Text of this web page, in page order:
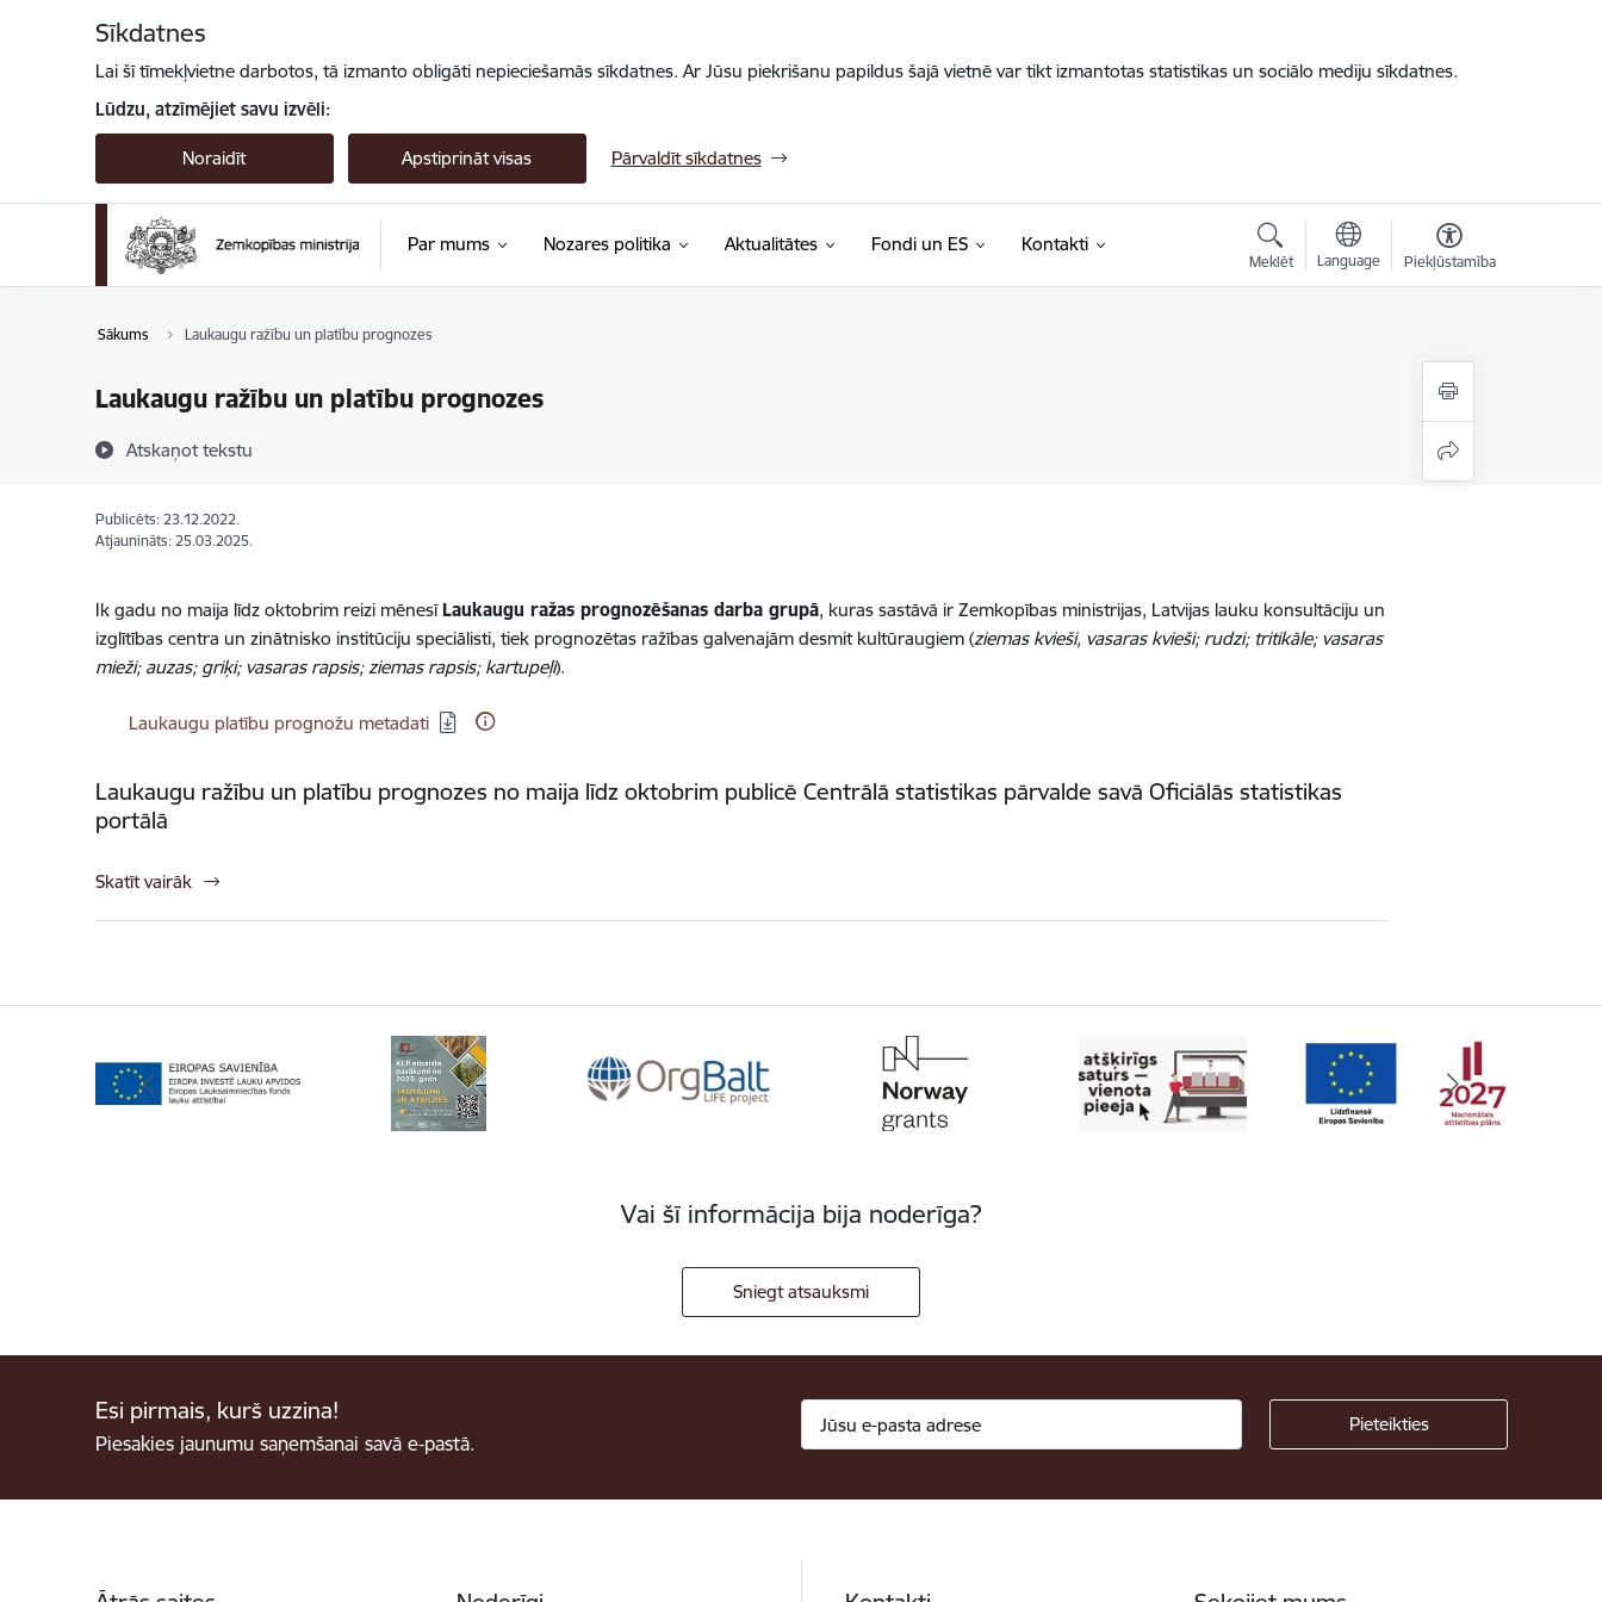
Sīkdatnes
Lai šī tīmekļvietne darbotos, tā izmanto obligāti nepieciešamās sīkdatnes. Ar Jūsu piekrišanu papildus šajā vietnē var tikt izmantotas statistikas un sociālo mediju sīkdatnes.
Lūdzu, atzīmējiet savu izvēli:
Noraidīt Apstiprināt visas Pārvaldīt sīkdatnes
Par mums Nozares politika Aktualitātes Fondi un ES Kontakti
Meklēt Language Piekļūstamība
Sākums Laukaugu ražību un platību prognozes
Laukaugu ražību un platību prognozes
Atskaņot tekstu
Publicēts: 23.12.2022.
Atjaunināts: 25.03.2025.
Ik gadu no maija līdz oktobrim reizi mēnesīLaukaugu ražas prognozēšanas darba grupā, kuras sastāvā ir Zemkopības ministrijas, Latvijas lauku konsultāciju un
izglītības centra un zinātnisko institūciju speciālisti, tiek prognozētas ražības galvenajām desmit kultūraugiem (ziemas kvieši, vasaras kvieši; rudzi; tritikāle; vasaras
mieži; auzas; griķi; vasaras rapsis; ziemas rapsis; kartupeļi).
Lejupielādēt:
Laukaugu platību prognožu metadati
Laukaugu ražību un platību prognozes no maija līdz oktobrim publicē Centrālā statistikas pārvalde savā Oficiālās statistikas
portālā
Skatīt vairāk
Vai šī informācija bija noderīga?
Sniegt atsauksmi
Esi pirmais, kurš uzzina!
Piesakies jaunumu saņemšanai savā e-pastā.